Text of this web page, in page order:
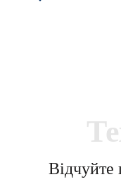
Відчуйте